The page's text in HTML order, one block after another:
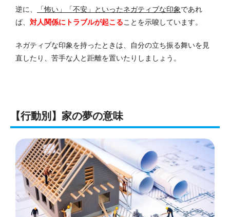
逆に、 「怖い」「不安」といったネガティブな印象であれ
ば、 対人関係にトラブルが起こることを示唆しています。
ネガティブな印象を持ったときは、自分の立ち振る舞いを見
直したり、苦手な人と距離を置いたりしましょう。
【行動別】家の夢の意味